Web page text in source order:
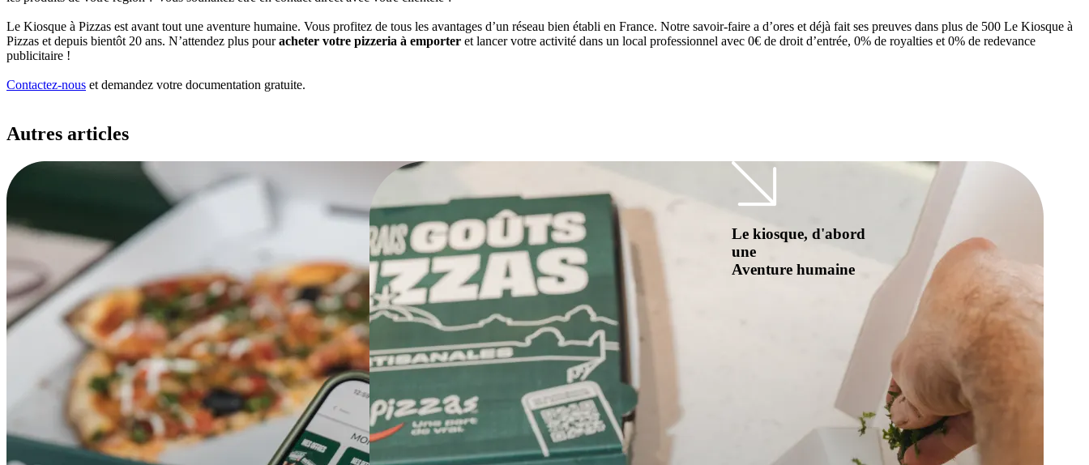
Le Kiosque à Pizzas est avant tout une aventure humaine. Vous profitez de tous les avantages d’un réseau bien établi en France. Notre savoir-faire a d’ores et déjà fait ses preuves dans plus de 500 Le Kiosque à
Pizzas et depuis bientôt 20 ans. N’attendez plus pouracheter votre pizzeria à emporter et lancer votre activité dans un local professionnel avec 0€ de droit d’entrée, 0% de royalties et 0% de redevance
publicitaire !
Contactez-nous et demandez votre documentation gratuite.
Autres articles
Le kiosque, d'abord
une
Aventure humaine